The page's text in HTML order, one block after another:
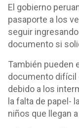
El gobierno
pasaporte a los
seguir
documento si
También pueden
documento difícil
debido a los
la falta de papel-
niños que llegan